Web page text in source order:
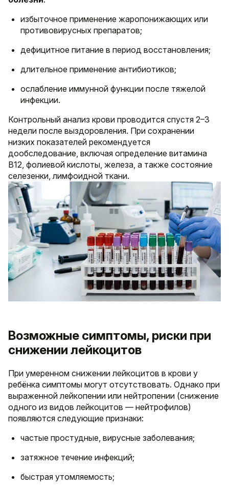
избыточное применение жаропонижающих или
противовирусных препаратов;
дефицитное питание в период восстановления;
длительное применение антибиотиков;
ослабление иммунной функции после тяжелой
инфекции.
Контрольный анализ крови проводится спустя 2–3
недели после выздоровления. При сохранении
низких показателей рекомендуется
дообследование, включая определение витамина
B12, фолиевой кислоты, железа, а также состояние
селезенки, лимфоидной ткани.
Возможные симптомы, риски при
снижении лейкоцитов
При умеренном снижении лейкоцитов в крови у
ребёнка симптомы могут отсутствовать. Однако при
выраженной лейкопении или нейтропении (снижение
одного из видов лейкоцитов — нейтрофилов)
появляются следующие признаки:
частые простудные, вирусные заболевания;
затяжное течение инфекций;
быстрая утомляемость;